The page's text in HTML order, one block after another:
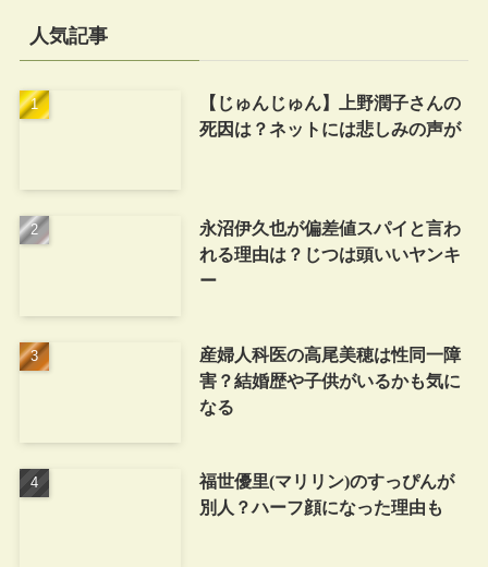
人気記事
【じゅんじゅん】上野潤子さんの
死因は？ネットには悲しみの声が
永沼伊久也が偏差値スパイと言わ
れる理由は？じつは頭いいヤンキ
ー
産婦人科医の高尾美穂は性同一障
害？結婚歴や子供がいるかも気に
なる
福世優里(マリリン)のすっぴんが
別人？ハーフ顔になった理由も